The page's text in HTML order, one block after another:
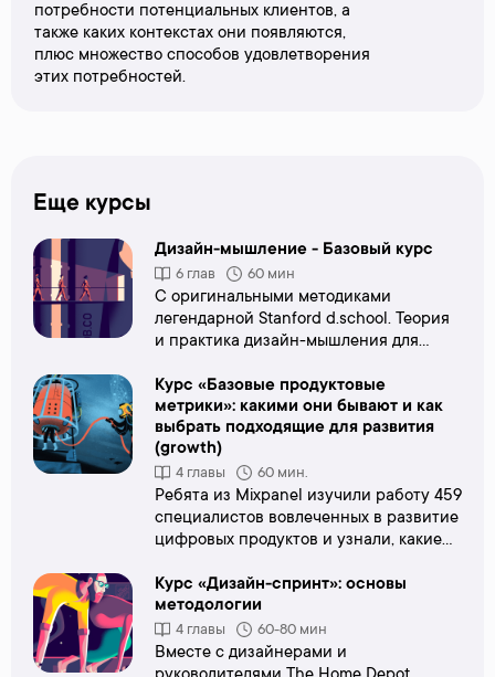
потребности потенциальных клиентов, а
также каких контекстах они появляются,
плюс множество способов удовлетворения
этих потребностей.
Еще курсы
Дизайн-мышление - Базовый курс
6 глав 60 мин
С оригинальными методиками
легендарной Stanford d.school. Теория
и практика дизайн-мышления для
Курс «Базовые продуктовые
метрики»: какими они бывают и как
выбрать подходящие для развития
(growth)
4 главы 60 мин.
Ребята из Mixpanel изучили работу 459
специалистов вовлеченных в развитие
цифровых продуктов и узнали, какие
также какую роль продуктовая
аналитика играет в открытиях и
стимулировании роста (growth). Среди
участников опросов представители из
малого (SMB), среднего (Mid-Market) и
Курс «Дизайн-спринт»: основы
методологии
4 главы 60-80 мин
Вместе с дизайнерами и